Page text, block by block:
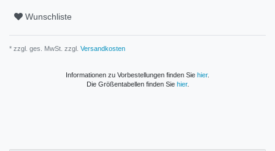
Wunschliste
* zzgl. ges. MwSt. zzgl. Versandkosten
Informationen zu Vorbestellungen finden Sie hier.
Die Größentabellen finden Sie hier.